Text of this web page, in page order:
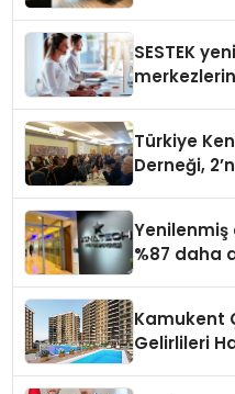
SESTEK
Türkiye
Derneği,
%87 daha
Kamukent
Gelirlileri